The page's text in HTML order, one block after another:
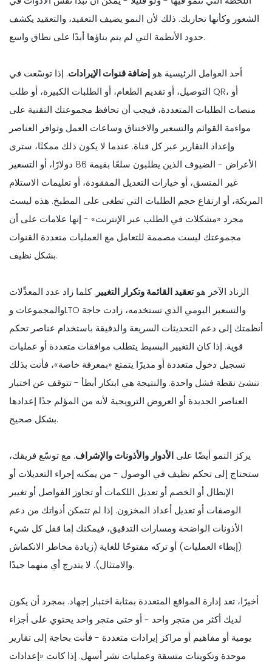
الشعور وكأنها تحاربك. ذلك لأن النمو يضيف التعقيد، والتعقيد يكشف
حدود الأنظمة التي لم يتم بناؤها أبدًا على نطاق واسع.
أحد العوامل الرئيسية هو إضافة قنوات الإيرادات. إذا توسّعت في
التوصيل، أو تقديم الطعام، أو الطلبات الكبيرة، أو طلب QR، أو
منصات الطلبات المتعددة، فيجب أن تحافظ مجموعتك التقنية على
مواءمة القوائم والتسعير والاختناق وساعات العمل وتوافر العناصر
وإعداد التقارير عبر كل قناة. عندما لا يكون ذلك ممكنًا، سترى
الأعراض - الضيوف الذين يطلبون سلعًا بقيمة 86 دولارًا، أو التسعير
غير المتسق، أو خيارات التعديل المفقودة، أو تعليمات الاستلام
المربكة، أو ارتفاع حجم الطلبات التي تطغى على المطبخ. هذه ليست
مجرد «مشكلات في الطلب عبر الإنترنت» - إنها علامات على أن
مجموعتك ليست مصممة للتعامل مع العمليات متعددة القنوات
بشكل نظيف.
الزناد الآخر هوتعقيد القائمة وتكرار التغيير . كلما زاد عدد المعدِّلات
والمجموعات وLTO والتسعير اليومي الذي تستخدمه، زادت حاجة
أنظمتك إلى دعم التحديثات السريعة والدقيقة باستخدام عناصر تحكم
قوية. إذا كان التغيير البسيط يتطلب موافقات متعددة أو عمليات
تسجيل دخول متعددة أو مديرًا يتمتع «بمعرفة خاصة»، فأنت بذلك
تنشئ نقطة فشل واحدة. والنتيجة هي ابتكار أبطأ - تتوقف عن اختبار
العناصر الجديدة أو العروض الترويجية لأنه من المؤلم جدًا إعدادها
بشكل صحيح.
يركز النمو أيضًا على الأدوار والأذونات والإشراف. مع توسّع فريقك،
ستحتاج إلى تحكم نظيف في الوصول - من يمكنه إجراء التعديلات أو
الإبطال أو الخصم أو تعديل اللكمات أو تجاوز الفواصل أو تغيير
الوصفات أو تعديل أعداد المخزون. إذا لم تتمكن أدواتك من دعم
الأذونات الواضحة ومسارات التدقيق، فيمكنك إما قفل كل شيء
(إبطاء العمليات) أو تركه مفتوحًا للغاية (زيادة مخاطر الانكماش
والامتثال). لا يتدرج أي منهما جيدًا.
أخيرًا، تعد إدارة المواقع المتعددة بمثابة اختبار إجهاد. بمجرد أن يكون
لديك أكثر من متجر واحد - أو حتى متجر واحد يحتوي على أجزاء
يومية أو مفاهيم أو مراكز إيرادات متعددة - فأنت بحاجة إلى تقارير
موحدة وتكوينات متسقة وعمليات نشر أسهل. إذا كانت «إعدادات